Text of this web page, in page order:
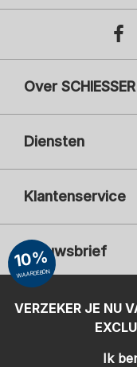
Over SCHIESSER
Diensten
Klantenservice
Nieuwsbrief
Uw e-mailadres
VERZEKER JE NU
10%
WAARDEBON
Ik